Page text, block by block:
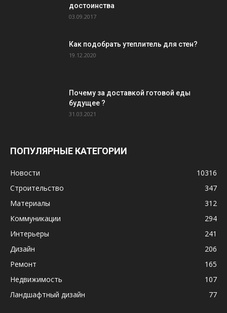
достоинства
03.09.2017
Как подобрать утеплитель для стен?
19.12.2020
Почему за доставкой готовой еды
будущее ?
31.03.2021
ПОПУЛЯРНЫЕ КАТЕГОРИИ
Новости
10316
Строительство
347
Материалы
312
Коммуникации
294
Интерьеры
241
Дизайн
206
Ремонт
165
Недвижимость
107
Ландшафтный дизайн
77